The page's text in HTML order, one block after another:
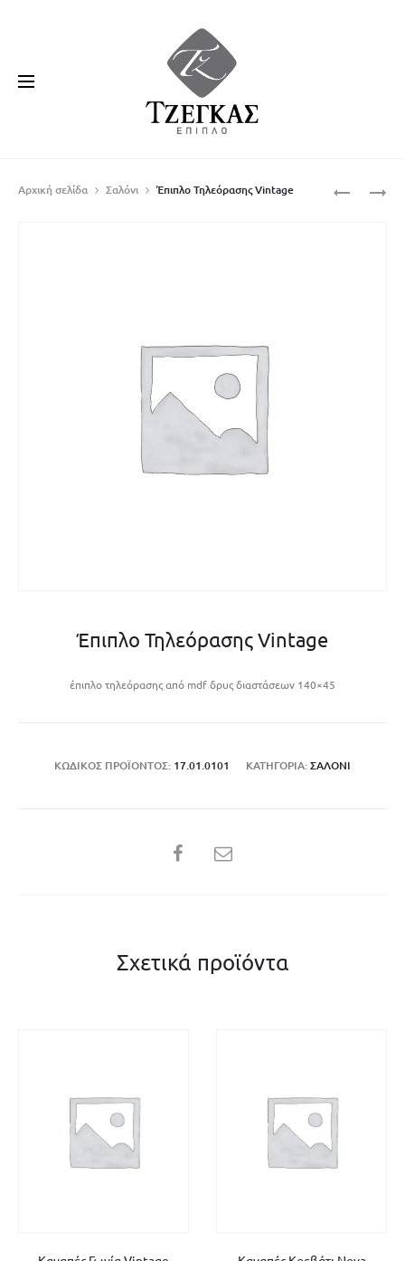
ΈΠΙΠΛΟ
ΚΑΡΈΚΛΑ
Αρχική σελίδα Σαλόνι Έπιπλο Τηλεόρασης Vintage
Έπιπλο Τηλεόρασης Vintage
έπιπλο τηλεόρασης από mdf δρυς διαστάσεων 140×45
ΚΩΔΙΚΌΣ ΠΡΟΪΌΝΤΟΣ: 17.01.0101 ΚΑΤΗΓΟΡΊΑ:ΣΑΛΌΝΙ
SHARE
Σχετικά προϊόντα